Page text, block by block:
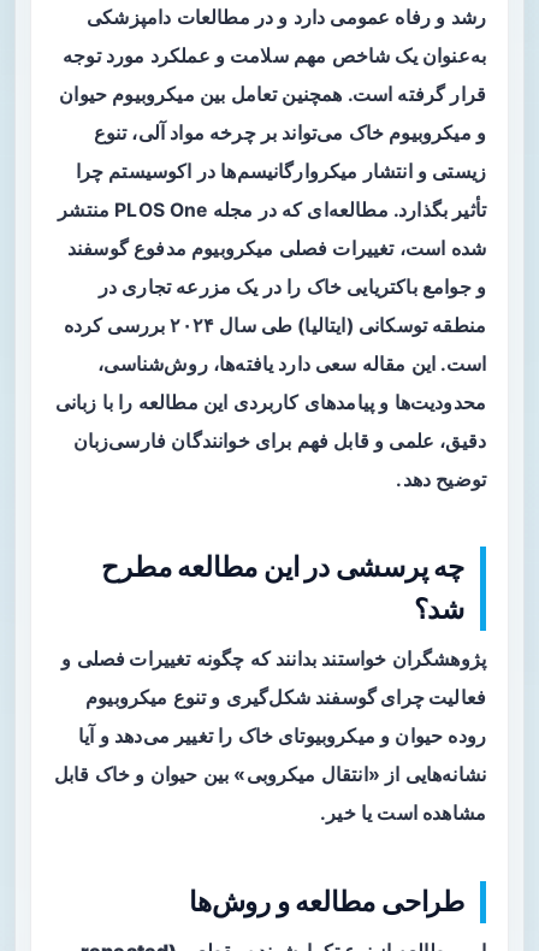
رشد و رفاه عمومی دارد و در مطالعات دامپزشکی
به‌عنوان یک شاخص مهم سلامت و عملکرد مورد توجه
قرار گرفته است. همچنین تعامل بین میکروبیوم حیوان
و میکروبیوم خاک می‌تواند بر چرخه مواد آلی، تنوع
زیستی و انتشار میکروارگانیسم‌ها در اکوسیستم چرا
تأثیر بگذارد. مطالعه‌ای که در مجله PLOS One منتشر
شده است، تغییرات فصلی میکروبیوم مدفوع گوسفند
و جوامع باکتریایی خاک را در یک مزرعه تجاری در
منطقه توسکانی (ایتالیا) طی سال ۲۰۲۴ بررسی کرده
است. این مقاله سعی دارد یافته‌ها، روش‌شناسی،
محدودیت‌ها و پیامدهای کاربردی این مطالعه را با زبانی
دقیق، علمی و قابل فهم برای خوانندگان فارسی‌زبان
توضیح دهد.
چه پرسشی در این مطالعه مطرح
شد؟
پژوهشگران خواستند بدانند که چگونهتغییرات فصلی و
فعالیت چرای گوسفند شکل‌گیری و تنوع میکروبیوم
روده حیوان و میکروبیوتای خاک را تغییر می‌دهد و آیا
نشانه‌هایی از «انتقال میکروبی» بین حیوان و خاک قابل
مشاهده است یا خیر.
طراحی مطالعه و روش‌ها